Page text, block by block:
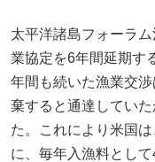
太平洋諸島フォーラ
業協定を6年間延期す
年間も続いた漁業交
棄すると通達してい
た。これにより米国
に、毎年入漁料とし